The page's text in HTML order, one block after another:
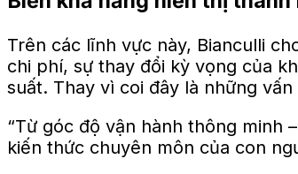
Trên các lĩnh vực này, Bianculli
chi phí, sự thay đổi kỳ vọng của
suất. Thay vì coi đây là những
“Từ góc độ vận hành thông minh
kiến ​​thức chuyên môn của con